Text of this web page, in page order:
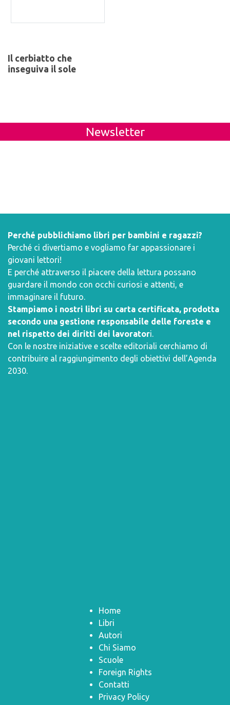
Il cerbiatto che
inseguiva il sole
Newsletter
Perché pubblichiamo libri per bambini e ragazzi?
Perché ci divertiamo e vogliamo far appassionare i
giovani lettori!
E perché attraverso il piacere della lettura possano
guardare il mondo con occhi curiosi e attenti, e
immaginare il futuro.
Stampiamo i nostri libri su carta certificata, prodotta
secondo una gestione responsabile delle foreste e
nel rispetto dei diritti dei lavoratori.
Con le nostre iniziative e scelte editoriali cerchiamo di
contribuire al raggiungimento degli obiettivi dell’Agenda
2030.
Home
Libri
Autori
Chi Siamo
Scuole
Foreign Rights
Contatti
Privacy Policy